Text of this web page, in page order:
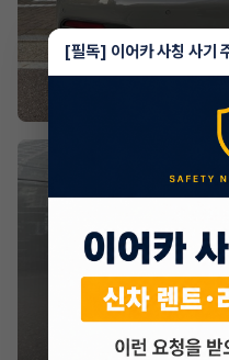
[필독] 이어카 사칭 사기